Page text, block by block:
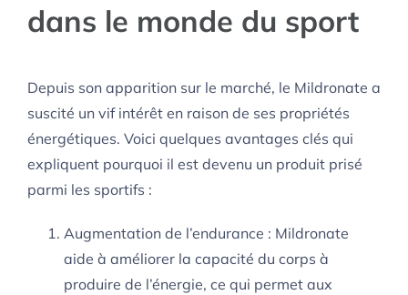
dans le monde du sport
Depuis son apparition sur le marché, le Mildronate a
suscité un vif intérêt en raison de ses propriétés
énergétiques. Voici quelques avantages clés qui
expliquent pourquoi il est devenu un produit prisé
parmi les sportifs :
Augmentation de l’endurance : Mildronate
aide à améliorer la capacité du corps à
produire de l’énergie, ce qui permet aux